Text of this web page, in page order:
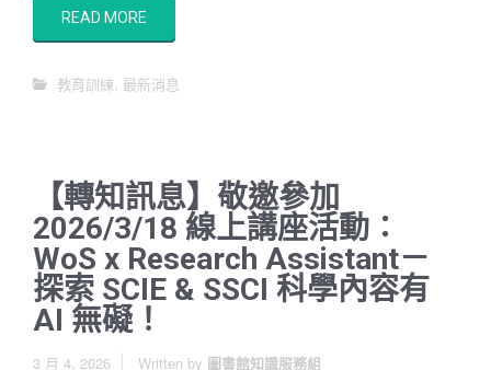
READ MORE
教育訓練, 最新消息
【轉知訊息】敬邀參加
2026/3/18 線上講座活動：
WoS x Research Assistant－
探索 SCIE & SSCI 科學內容有
AI 無礙！
3 月 4, 2026 Written by 圖書館知識服務組